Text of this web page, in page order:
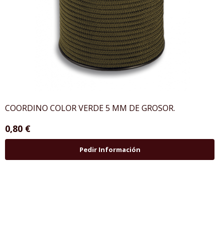
COORDINO COLOR VERDE 5 MM DE GROSOR.
0,80 €
Pedir Información